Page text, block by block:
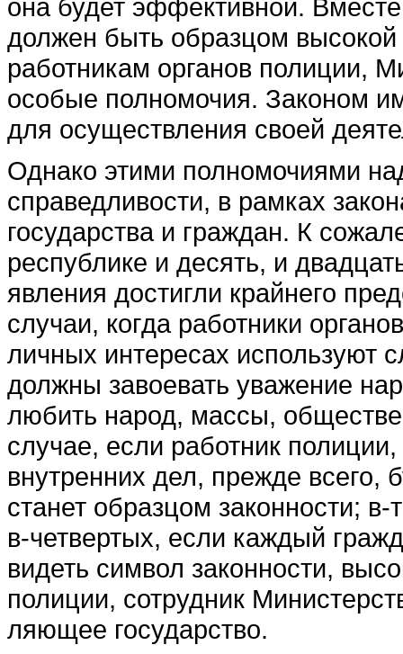
она будет эффективной.
должен быть образцом
работни­кам органов полиции,
особые полномочия. Законом
для осу­ществления своей
Однако этими полномочиями
справедливости, в рамках
государства и граж­дан. К
респуб­лике и десять, и
явления достигли край­него
случаи, когда работники
личных интересах используют
должны завоевать уважение
любить на­род, массы,
случае, если работник
внутрен­них дел, прежде всего,
станет образцом законности;
в-четвертых, если каждый
видеть символ законности,
полиции, сот­рудник
ляющее государство.